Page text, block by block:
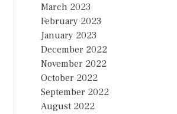
March 2023
February 2023
January 2023
December 2022
November 2022
October 2022
September 2022
August 2022